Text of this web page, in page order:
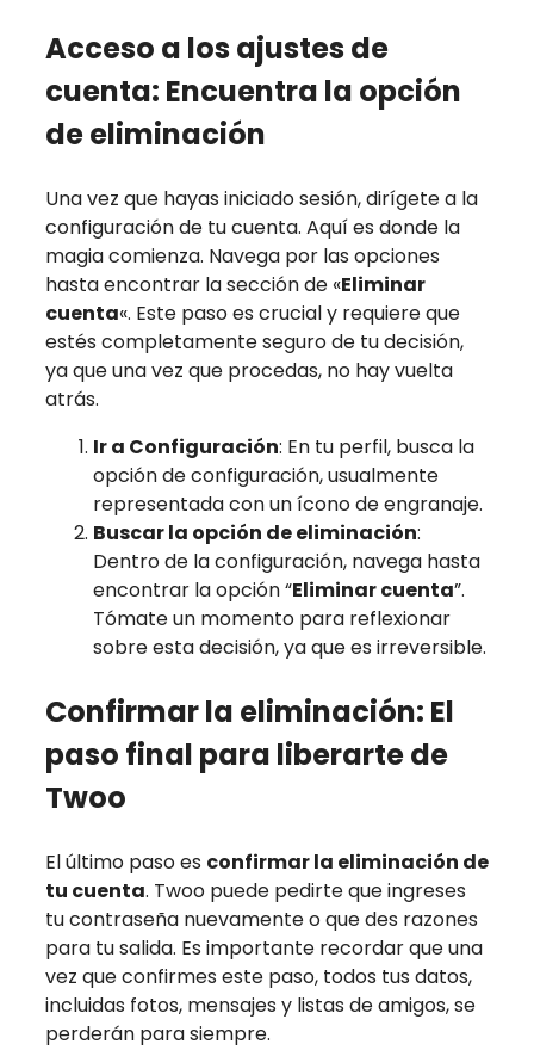
Acceso a los ajustes de
cuenta: Encuentra la opción
de eliminación
Una vez que hayas iniciado sesión, dirígete a la
configuración de tu cuenta. Aquí es donde la
magia comienza. Navega por las opciones
hasta encontrar la sección de «Eliminar
cuenta«. Este paso es crucial y requiere que
estés completamente seguro de tu decisión,
ya que una vez que procedas, no hay vuelta
atrás.
Ir a Configuración: En tu perfil, busca la
opción de configuración, usualmente
representada con un ícono de engranaje.
Buscar la opción de eliminación:
Dentro de la configuración, navega hasta
encontrar la opción “Eliminar cuenta”.
Tómate un momento para reflexionar
sobre esta decisión, ya que es irreversible.
Confirmar la eliminación: El
paso final para liberarte de
Twoo
El último paso es confirmar la eliminación de
tu cuenta. Twoo puede pedirte que ingreses
tu contraseña nuevamente o que des razones
para tu salida. Es importante recordar que una
vez que confirmes este paso, todos tus datos,
incluidas fotos, mensajes y listas de amigos, se
perderán para siempre.